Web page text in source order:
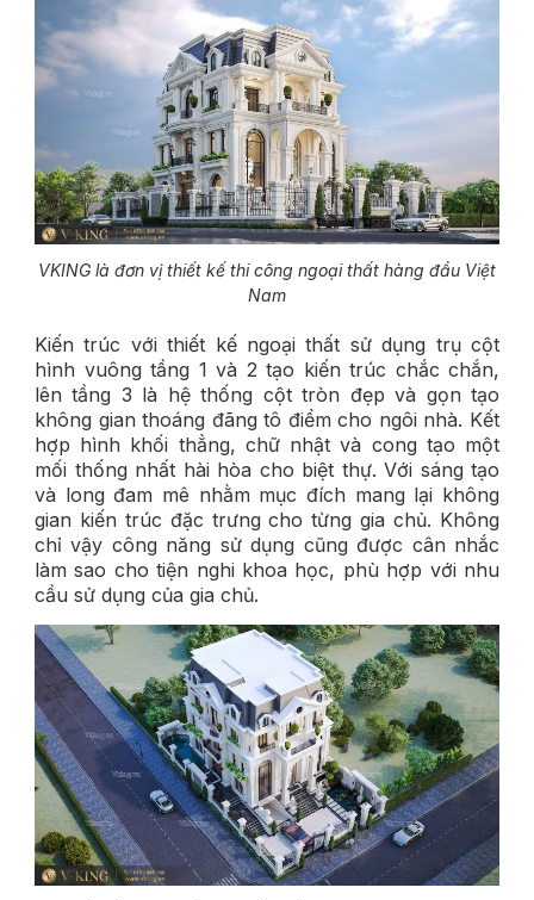
VKING là đơn vị thiết kế thi công ngoại thất hàng đầu Việt
Nam
Kiến trúc với thiết kế ngoại thất sử dụng trụ cột
hình vuông tầng 1 và 2 tạo kiến trúc chắc chắn,
lên tầng 3 là hệ thống cột tròn đẹp và gọn tạo
không gian thoáng đãng tô điểm cho ngôi nhà. Kết
hợp hình khối thẳng, chữ nhật và cong tạo một
mối thống nhất hài hòa cho biệt thự. Với sáng tạo
và long đam mê nhằm mục đích mang lại không
gian kiến trúc đặc trưng cho từng gia chủ. Không
chỉ vậy công năng sử dụng cũng được cân nhắc
làm sao cho tiện nghi khoa học, phù hợp với nhu
cầu sử dụng của gia chủ.